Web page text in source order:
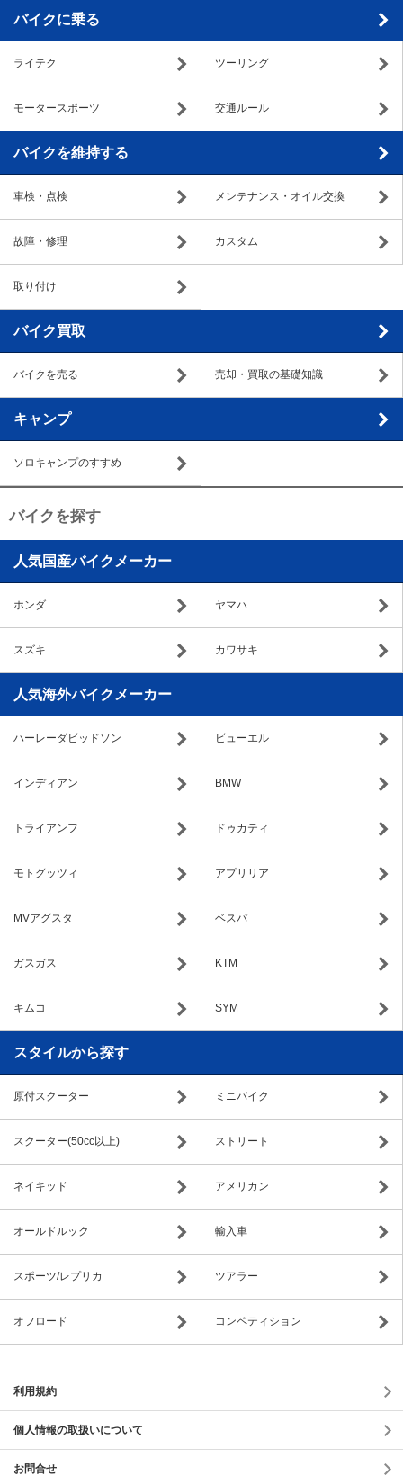
バイクに乗る
ライテク ツーリング
モータースポーツ 交通ルール
バイクを維持する
車検・点検 メンテナンス・オイル交換
故障・修理 カスタム
取り付け
バイク買取
バイクを売る 売却・買取の基礎知識
キャンプ
ソロキャンプのすすめ
バイクを探す
人気国産バイクメーカー
ホンダ ヤマハ
スズキ カワサキ
人気海外バイクメーカー
ハーレーダビッドソン ビューエル
インディアン BMW
トライアンフ ドゥカティ
モトグッツィ アプリリア
MVアグスタ ベスパ
ガスガス KTM
キムコ SYM
スタイルから探す
原付スクーター ミニバイク
スクーター(50cc以上) ストリート
ネイキッド アメリカン
オールドルック 輸入車
スポーツ/レプリカ ツアラー
オフロード コンペティション
利用規約
個人情報の取扱いについて
お問合せ